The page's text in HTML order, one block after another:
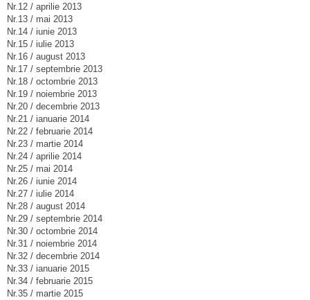
Nr.12 / aprilie 2013
Nr.13 / mai 2013
Nr.14 / iunie 2013
Nr.15 / iulie 2013
Nr.16 / august 2013
Nr.17 / septembrie 2013
Nr.18 / octombrie 2013
Nr.19 / noiembrie 2013
Nr.20 / decembrie 2013
Nr.21 / ianuarie 2014
Nr.22 / februarie 2014
Nr.23 / martie 2014
Nr.24 / aprilie 2014
Nr.25 / mai 2014
Nr.26 / iunie 2014
Nr.27 / iulie 2014
Nr.28 / august 2014
Nr.29 / septembrie 2014
Nr.30 / octombrie 2014
Nr.31 / noiembrie 2014
Nr.32 / decembrie 2014
Nr.33 / ianuarie 2015
Nr.34 / februarie 2015
Nr.35 / martie 2015